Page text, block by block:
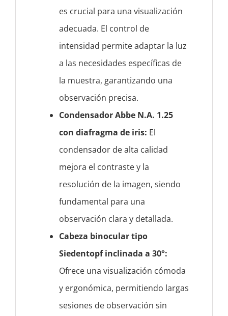
es crucial para una visualización
adecuada. El control de
intensidad permite adaptar la luz
a las necesidades específicas de
la muestra, garantizando una
observación precisa.
Condensador Abbe N.A. 1.25
con diafragma de iris: El
condensador de alta calidad
mejora el contraste y la
resolución de la imagen, siendo
fundamental para una
observación clara y detallada.
Cabeza binocular tipo
Siedentopf inclinada a 30°:
Ofrece una visualización cómoda
y ergonómica, permitiendo largas
sesiones de observación sin